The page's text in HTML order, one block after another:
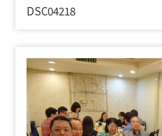
DSC04218